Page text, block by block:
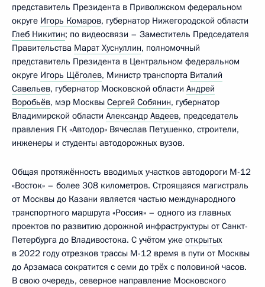
представитель Президента в Приволжском федеральном
округе Игорь Комаров, губернатор Нижегородской области
Глеб Никитин; по видеосвязи – Заместитель Председателя
Правительства Марат Хуснуллин, полномочный
представитель Президента в Центральном федеральном
округе Игорь Щёголев, Министр транспорта Виталий
Савельев, губернатор Московской области Андрей
Воробьёв, мэр Москвы Сергей Собянин, губернатор
Владимирской области Александр Авдеев, председатель
правления ГК «Автодор» Вячеслав Петушенко, строители,
инженеры и студенты автодорожных вузов.
Общая протяжённость вводимых участков автодороги М-12
«Восток» – более 308 километров. Строящаяся магистраль
от Москвы до Казани является частью международного
транспортного маршрута «Россия» – одного из главных
проектов по развитию дорожной инфраструктуры от Санкт-
Петербурга до Владивостока. С учётом уже открытых
в 2022 году отрезков трассы М-12 время в пути от Москвы
до Арзамаса сократится с семи до трёх с половиной часов.
В свою очередь, северное направление Московского